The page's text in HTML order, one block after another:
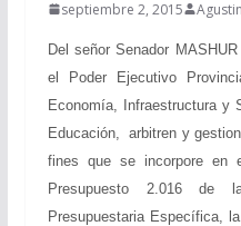
septiembre 2, 2015
Del señor Senador
el Poder Ejecutivo
Economía, Infraestructura y
Educación, arbitren y
fines que se incorpore en
Presupuesto 2.016 de
Presupuestaria Específica,